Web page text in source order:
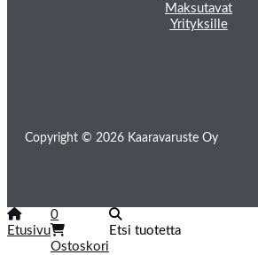
Maksutavat
Yrityksille
Copyright © 2026 Kaaravaruste Oy
Etusivu
0
Ostoskori
Etsi tuotetta